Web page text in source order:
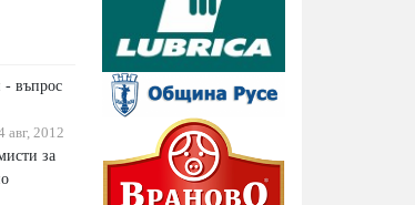
- въпрос
авг, 2012
за